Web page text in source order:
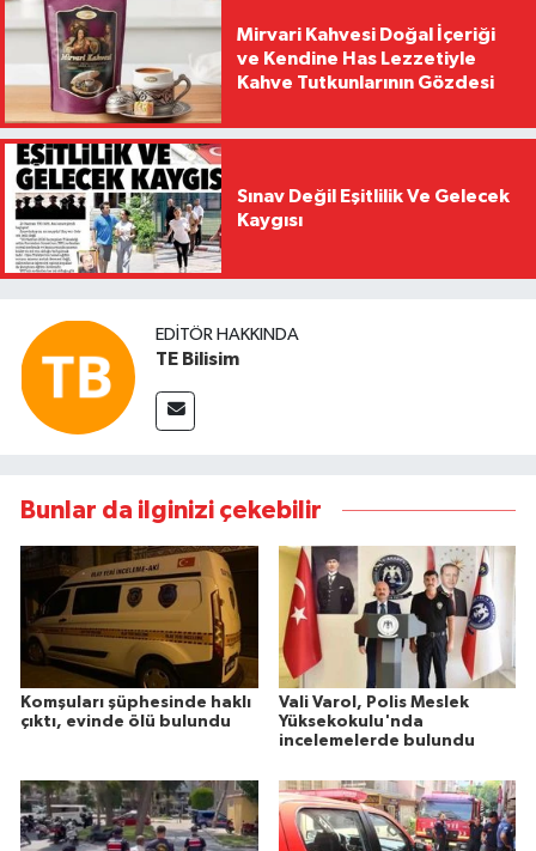
Mirvari Kahvesi Doğal İçeriği
ve Kendine Has Lezzetiyle
Kahve Tutkunlarının Gözdesi
Sınav Değil Eşitlilik Ve Gelecek
Kaygısı
EDITÖR HAKKINDA
TE Bilisim
Bunlar da ilginizi çekebilir
Komşuları şüphesinde haklı
çıktı, evinde ölü bulundu
Vali Varol, Polis Meslek
Yüksekokulu'nda
incelemelerde bulundu